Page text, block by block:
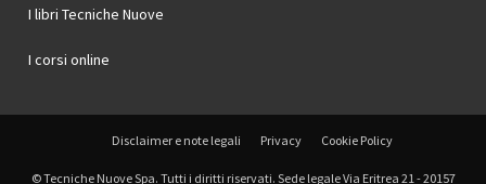
I libri Tecniche Nuove
I corsi online
Disclaimer e note legali Privacy Cookie Policy
© Tecniche Nuove Spa. Tutti i diritti riservati. Sede legale Via Eritrea 21 - 20157